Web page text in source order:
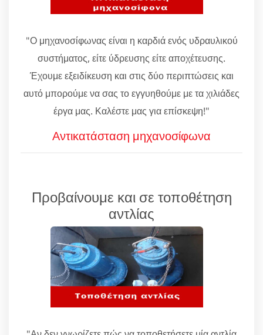
"Ο μηχανοσίφωνας είναι η καρδιά ενός υδραυλικού
συστήματος, είτε ύδρευσης είτε αποχέτευσης.
Έχουμε εξειδίκευση και στις δύο περιπτώσεις και
αυτό μπορούμε να σας το εγγυηθούμε με τα χιλιάδες
έργα μας. Καλέστε μας για επίσκεψη!"
Αντικατάσταση μηχανοσίφωνα
Προβαίνουμε και σε τοποθέτηση
αντλίας